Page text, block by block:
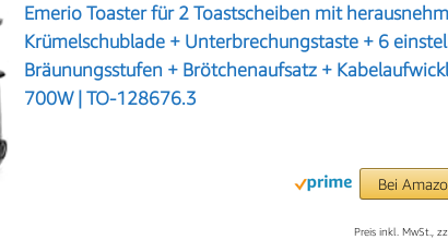
Emerio Toaster für 2 Toastscheiben mit
Krümelschublade + Unterbrechungstaste + 6
Bräunungsstufen + Brötchenaufsatz +
700W | TO-128676.3
Bei
Preis inkl. MwSt.,